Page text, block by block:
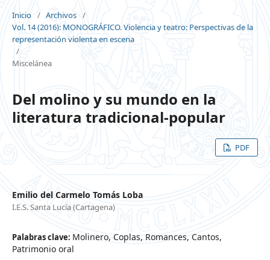
Inicio / Archivos /
Vol. 14 (2016): MONOGRÁFICO. Violencia y teatro: Perspectivas de la
representación violenta en escena
/
Miscelánea
Del molino y su mundo en la
literatura tradicional-popular
PDF
Emilio del Carmelo Tomás Loba
I.E.S. Santa Lucía (Cartagena)
Palabras clave: Molinero, Coplas, Romances, Cantos,
Patrimonio oral